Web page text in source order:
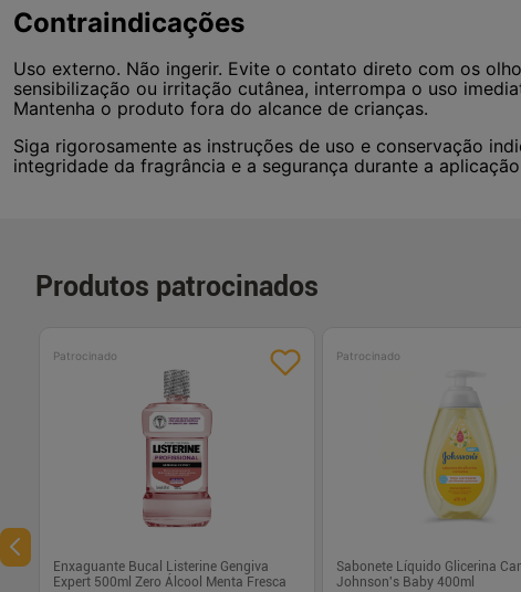
Contraindicações
Uso externo. Não ingerir. Evite o contato direto com os
sensibilização ou irritação cutânea, interrompa o uso
Mantenha o produto fora do alcance de crianças.
Siga rigorosamente as instruções de uso e conservação
integridade da fragrância e a segurança durante a
Produtos patrocinados
Patrocinado
Enxaguante Bucal Listerine Gengiva
Expert 500ml Zero Álcool Menta Fresca
Patrocinado
Sabonete Líquido Glicerina
Johnson's Baby 400ml